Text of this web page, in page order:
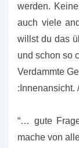
werden.
auch viele
willst du das
und schon so
Verdammte
:Innenansicht.
“… gute
mache von